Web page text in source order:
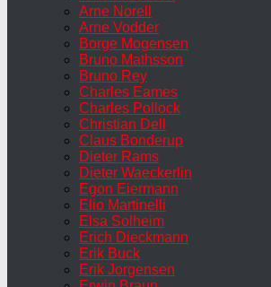
Arne Norell
Arne Vodder
Borge Mogensen
Bruno Mathsson
Bruno Rey
Charles Eames
Charles Pollock
Christian Dell
Claus Bonderup
Dieter Rams
Dieter Waeckerlin
Egon Eiermann
Elio Martinelli
Elsa Solheim
Erich Dieckmann
Erik Buck
Erik Jorgensen